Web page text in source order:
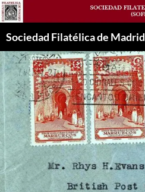
Saltar
al
contenido
Sociedad Filatélica de Madrid